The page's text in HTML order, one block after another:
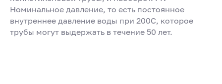
Номинальное давление, то есть постоянное
внутреннее давление воды при 200С, которое
трубы могут выдержать в течение 50 лет.